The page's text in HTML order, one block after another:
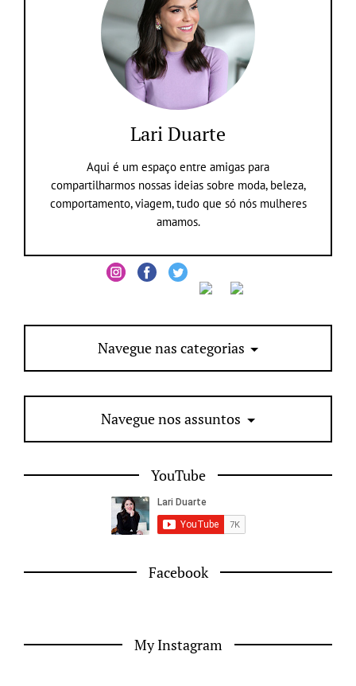
Lari Duarte
Aqui é um espaço entre amigas para
compartilharmos nossas ideias sobre moda, beleza,
comportamento, viagem, tudo que só nós mulheres
amamos.
Navegue nas categorias
Navegue nos assuntos
YouTube
Facebook
My Instagram